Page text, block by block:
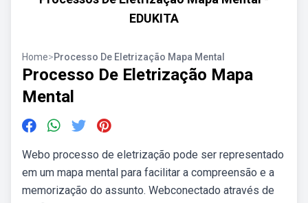
EDUKITA
Home>Processo De Eletrização Mapa Mental
Processo De Eletrização Mapa
Mental
Webo processo de eletrização pode ser representado
em um mapa mental para facilitar a compreensão e a
memorização do assunto. Webconectado através de